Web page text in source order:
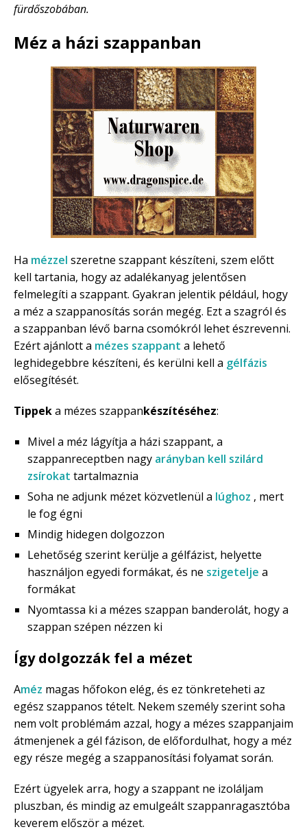
fürdőszobában.
Méz a házi szappanban
Ha mézzel szeretne szappant készíteni, szem előtt
kell tartania, hogy az adalékanyag jelentősen
felmelegíti a szappant. Gyakran jelentik például, hogy
a méz a szappanosítás során megég. Ezt a szagról és
a szappanban lévő barna csomókról lehet észrevenni.
Ezért ajánlott a mézes szappant a lehető
leghidegebbre készíteni, és kerülni kell a gélfázis
elősegítését.
Tippeka mézes szappankészítéséhez:
Mivel a méz lágyítja a házi szappant, a
szappanreceptben nagy arányban kell szilárd
zsírokat tartalmaznia
Soha ne adjunk mézet közvetlenül a lúghoz , mert
le fog égni
Mindig hidegen dolgozzon
Lehetőség szerint kerülje a gélfázist, helyette
használjon egyedi formákat, és ne szigetelje a
formákat
Nyomtassa ki a mézes szappan banderolát, hogy a
szappan szépen nézzen ki
Így dolgozzák fel a mézet
Améz magas hőfokon elég, és ez tönkreteheti az
egész szappanos tételt. Nekem személy szerint soha
nem volt problémám azzal, hogy a mézes szappanjaim
átmenjenek a gél fázison, de előfordulhat, hogy a méz
egy része megég a szappanosítási folyamat során.
Ezért ügyelek arra, hogy a szappant ne izoláljam
pluszban, és mindig az emulgeált szappanragasztóba
keverem először a mézet.